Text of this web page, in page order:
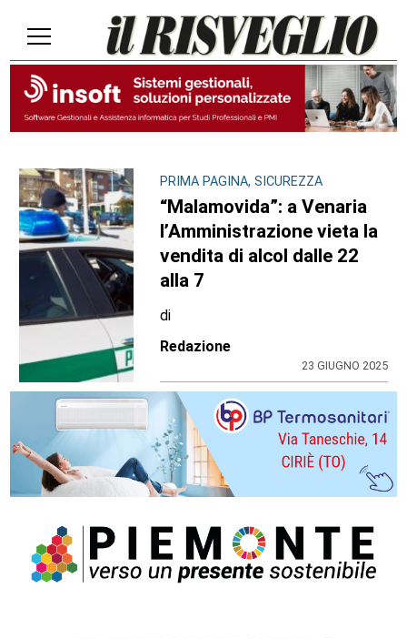
PRIMA PAGINA, SICUREZZA
“Malamovida”: a Venaria
l’Amministrazione vieta la
vendita di alcol dalle 22
alla 7
di
Redazione
23 GIUGNO 2025